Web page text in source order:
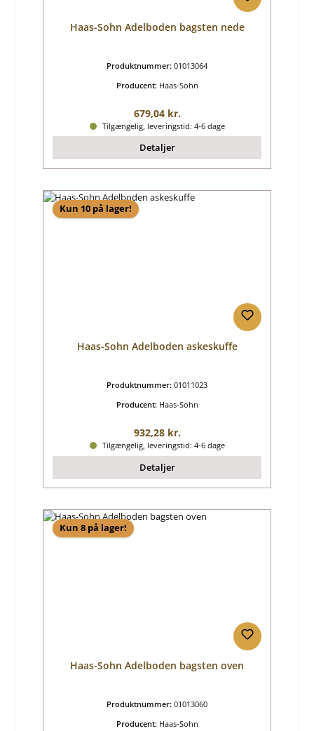
Haas-Sohn Adelboden bagsten nede
Produktnummer: 01013064
Producent: Haas-Sohn
Almindelig pris:
679,04 kr.
Tilgængelig, leveringstid: 4-6 dage
Detaljer
Kun 10 på lager!
Haas-Sohn Adelboden askeskuffe
Produktnummer: 01011023
Producent: Haas-Sohn
Almindelig pris:
932,28 kr.
Tilgængelig, leveringstid: 4-6 dage
Detaljer
Kun 8 på lager!
Haas-Sohn Adelboden bagsten oven
Produktnummer: 01013060
Producent: Haas-Sohn